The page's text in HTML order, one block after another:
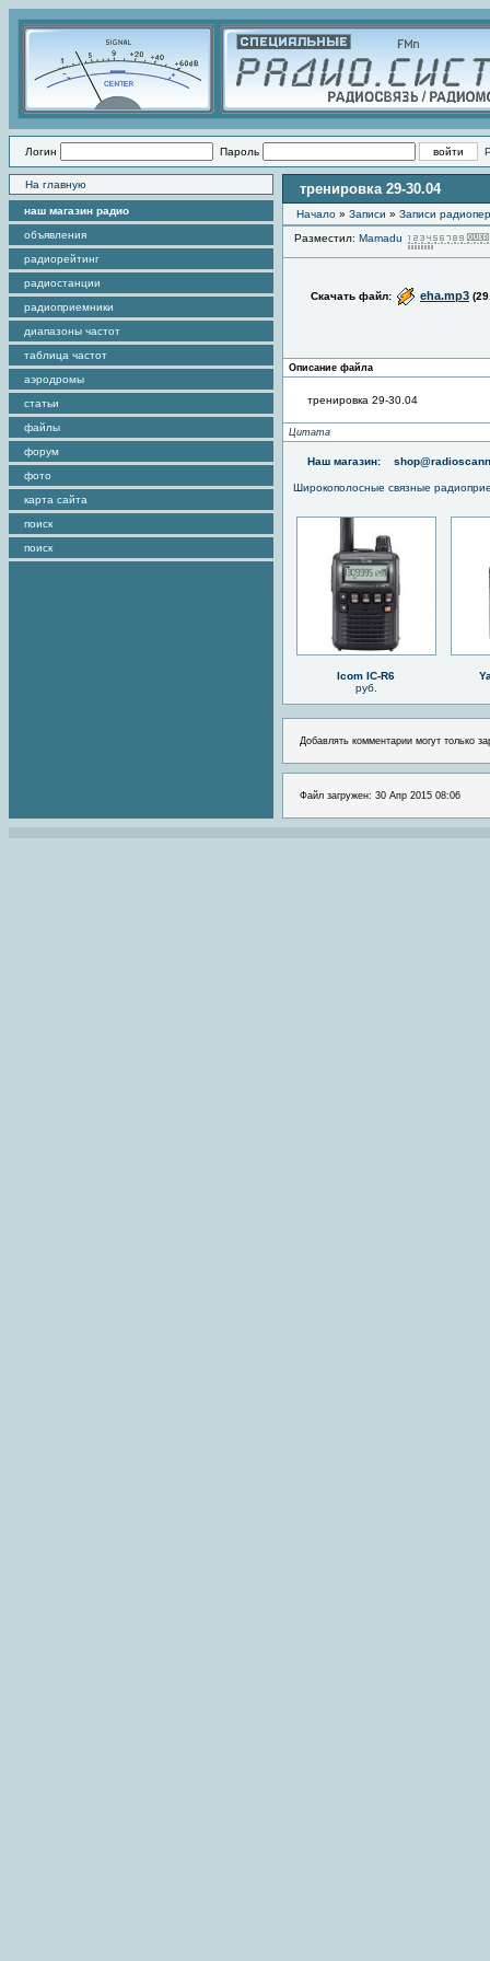
Логин Пароль
На главную
наш магазин радио
объявления
радиорейтинг
радиостанции
радиоприемники
диапазоны частот
таблица частот
аэродромы
статьи
файлы
форум
фото
карта сайта
поиск
поиск
тренировка 29-30.04
Начало » Записи » Записи
Разместил: Mamadu
Скачать файл: eha.mp3
Описание файла
тренировка 29-30.04
Цитата
Наш магазин:
Широкополосные связные
Icom IC-R6
руб.
Добавлять комментарии могут только
Файл загружен: 30 Апр 2015 08:06